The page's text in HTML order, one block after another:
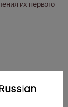
их первого